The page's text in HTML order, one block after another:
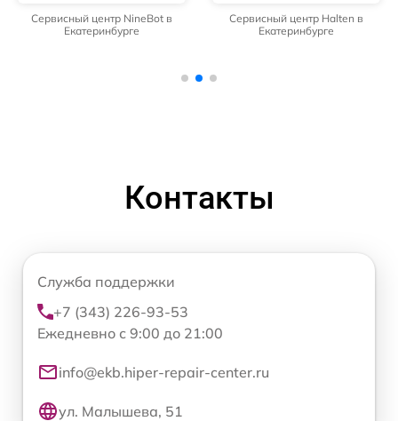
Сервисный центр NineBot в
Екатеринбурге
Сервисный центр Halten в
Екатеринбурге
Контакты
Служба поддержки
+7 (343) 226-93-53
Ежедневно с 9:00 до 21:00
info@ekb.hiper-repair-center.ru
ул. Малышева, 51